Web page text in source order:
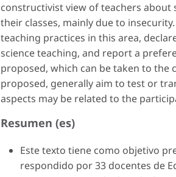
constructivist view of teachers about
their classes, mainly due to
teaching practices in this area,
science teaching, and report a
proposed, which can be taken to the
proposed, generally aim to test or
aspects may be related to the
Resumen (es)
Este texto tiene como objetivo
respondido por 33 docentes de